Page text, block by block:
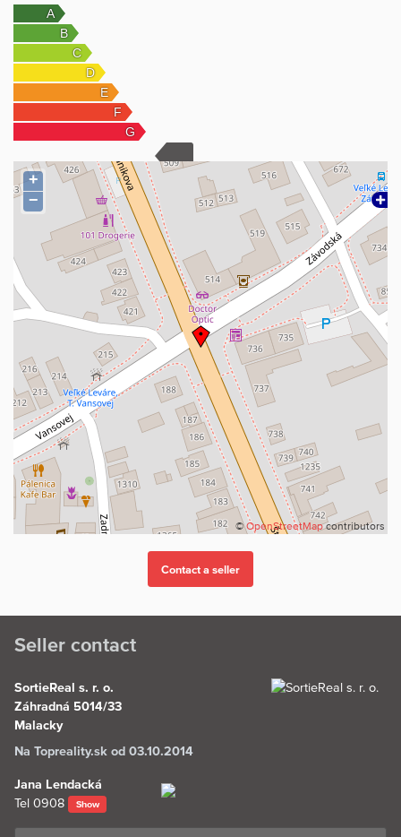
+
−
©OpenStreetMapcontributors
Seller contact
SortieReal s. r. o.
Záhradná 5014/33
Malacky
Na Topreality.sk od 03.10.2014
Jana Lendacká
Tel 0908 Show